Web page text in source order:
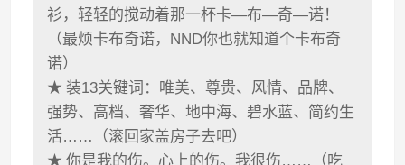
衫，轻轻的搅动着那一杯卡—布—奇—诺！
（最烦卡布奇诺，NND你也就知道个卡布奇
诺）
★ 装13关键词：唯美、尊贵、风情、品牌、
强势、高档、奢华、地中海、碧水蓝、简约生
活……（滚回家盖房子去吧）
★你是我的伤。心上的伤。我很伤……（吃